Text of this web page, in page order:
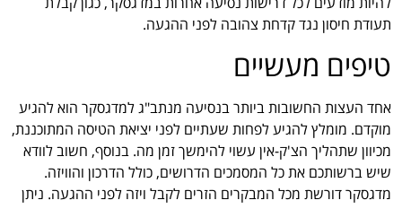
תעודת חיסון נגד קדחת צהובה לפני ההגעה.
טיפים מעשיים
אחד העצות החשובות ביותר בנסיעה מנתב"ג למדגסקר הוא להגיע
מוקדם. מומלץ להגיע לפחות שעתיים לפני יציאת הטיסה המתוכננת,
מכיוון שתהליך הצ'ק-אין עשוי להימשך זמן מה. בנוסף, חשוב לוודא
שיש ברשותכם את כל המסמכים הדרושים, כולל הדרכון והוויזה.
מדגסקר דורשת מכל המבקרים הזרים לקבל ויזה לפני ההגעה. ניתן